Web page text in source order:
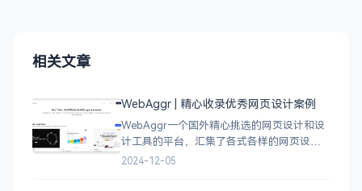
相关文章
WebAggr | 精心收录优秀网页设计案例
WebAggr一个国外精心挑选的网页设计和设
计工具的平台，汇集了各式各样的网页设计
案例，涵盖个人博客、时尚、设计、机构、
2024-12-05